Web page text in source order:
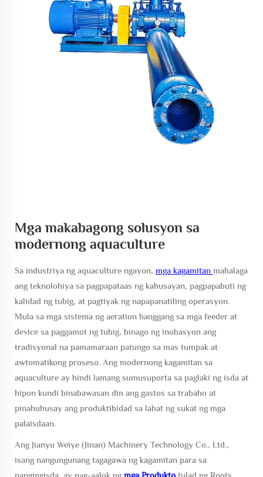
Mga makabagong solusyon sa
modernong aquaculture
Sa industriya ng aquaculture ngayon, mga kagamitan mahalaga
ang teknolohiya sa pagpapataas ng kahusayan, pagpapabuti ng
kalidad ng tubig, at pagtiyak ng napapanatiling operasyon.
Mula sa mga sistema ng aeration hanggang sa mga feeder at
device sa paggamot ng tubig, binago ng inobasyon ang
tradisyonal na pamamaraan patungo sa mas tumpak at
awtomatikong proseso. Ang modernong kagamitan sa
aquaculture ay hindi lamang sumusuporta sa paglaki ng isda at
hipon kundi binabawasan din ang gastos sa trabaho at
pinahuhusay ang produktibidad sa lahat ng sukat ng mga
palaisdaan.
Ang Jianyu Weiye (Jinan) Machinery Technology Co., Ltd.,
isang nangungunang tagagawa ng kagamitan para sa
pangingisda, ay nag-aalok ng mga Produkto tulad ng Roots